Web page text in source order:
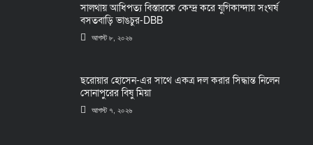
সালথায় আধিপত্য বিস্তারকে কেন্দ্র করে যুগিকান্দায় সংঘর্ষ
বসতবাড়ি ভাঙচুর-DBB
আগস্ট ৮, ২০২৬
ছরোয়ার হোসেন-এর সাথে একত্র দল করার সিদ্ধান্ত নিলেন
সোনাপুরের বিষু মিয়া
আগস্ট ৭, ২০২৬